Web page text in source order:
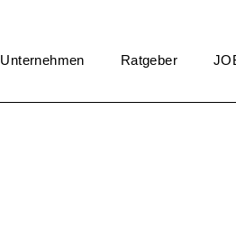
Unternehmen Ratgeber